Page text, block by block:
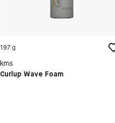
197 g
kms
Curlup Wave Foam